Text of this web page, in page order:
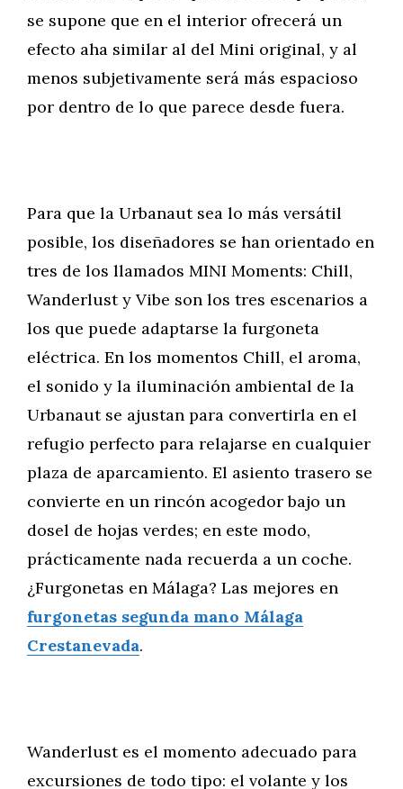
se supone que en el interior ofrecerá un
efecto aha similar al del Mini original, y al
menos subjetivamente será más espacioso
por dentro de lo que parece desde fuera.
Para que la Urbanaut sea lo más versátil
posible, los diseñadores se han orientado en
tres de los llamados MINI Moments: Chill,
Wanderlust y Vibe son los tres escenarios a
los que puede adaptarse la furgoneta
eléctrica. En los momentos Chill, el aroma,
el sonido y la iluminación ambiental de la
Urbanaut se ajustan para convertirla en el
refugio perfecto para relajarse en cualquier
plaza de aparcamiento. El asiento trasero se
convierte en un rincón acogedor bajo un
dosel de hojas verdes; en este modo,
prácticamente nada recuerda a un coche.
¿Furgonetas en Málaga? Las mejores en
furgonetas segunda mano Málaga
Crestanevada.
Wanderlust es el momento adecuado para
excursiones de todo tipo: el volante y los